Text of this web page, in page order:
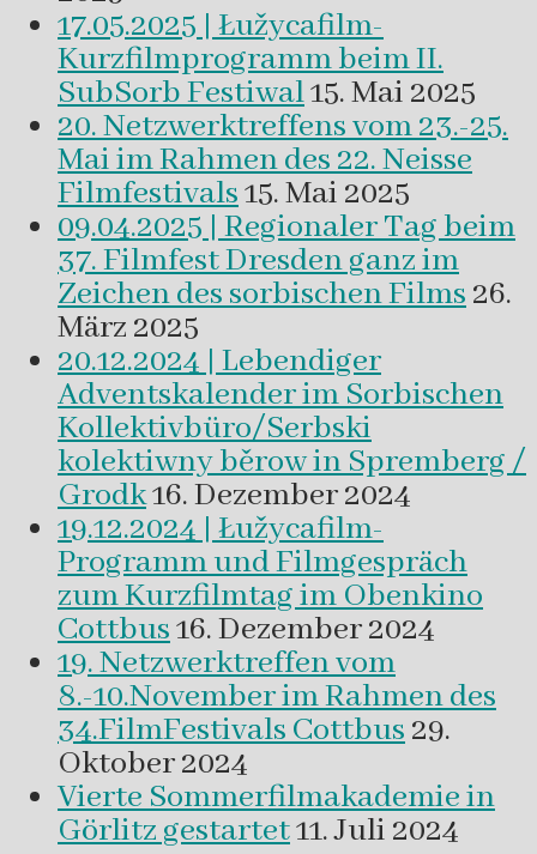
17.05.2025 | Łužycafilm-
Kurzfilmprogramm beim II.
SubSorb Festiwal15. Mai 2025
20. Netzwerktreffens vom 23.-25.
Mai im Rahmen des 22. Neisse
Filmfestivals15. Mai 2025
09.04.2025 | Regionaler Tag beim
37. Filmfest Dresden ganz im
Zeichen des sorbischen Films26.
März 2025
20.12.2024 | Lebendiger
Adventskalender im Sorbischen
Kollektivbüro/Serbski
kolektiwny běrow in Spremberg /
Grodk16. Dezember 2024
19.12.2024 | Łužycafilm-
Programm und Filmgespräch
zum Kurzfilmtag im Obenkino
Cottbus16. Dezember 2024
19. Netzwerktreffen vom
8.-10.November im Rahmen des
34.FilmFestivals Cottbus29.
Oktober 2024
Vierte Sommerfilmakademie in
Görlitz gestartet11. Juli 2024